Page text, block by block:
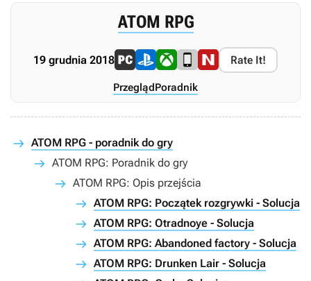
ATOM RPG
19 grudnia 2018 Rate It!
PrzeglądPoradnik
ATOM RPG - poradnik do gry
ATOM RPG: Poradnik do gry
ATOM RPG: Opis przejścia
ATOM RPG: Początek rozgrywki - Solucja
ATOM RPG: Otradnoye - Solucja
ATOM RPG: Abandoned factory - Solucja
ATOM RPG: Drunken Lair - Solucja